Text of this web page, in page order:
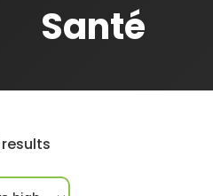
Santé
results
price: